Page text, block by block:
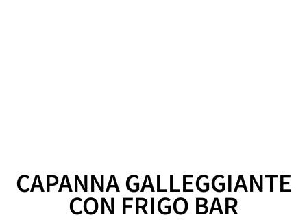
CAPANNA GALLEGGIANTE
CON FRIGO BAR